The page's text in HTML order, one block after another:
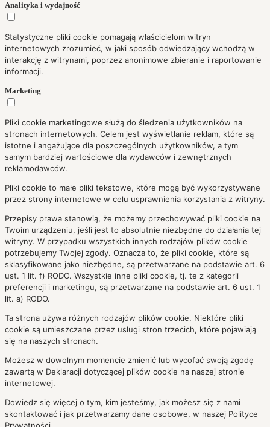
Analityka i wydajność
Statystyczne pliki cookie pomagają właścicielom witryn
internetowych zrozumieć, w jaki sposób odwiedzający wchodzą w
interakcję z witrynami, poprzez anonimowe zbieranie i raportowanie
informacji.
Marketing
Pliki cookie marketingowe służą do śledzenia użytkowników na
stronach internetowych. Celem jest wyświetlanie reklam, które są
istotne i angażujące dla poszczególnych użytkowników, a tym
samym bardziej wartościowe dla wydawców i zewnętrznych
reklamodawców.
Pliki cookie to małe pliki tekstowe, które mogą być wykorzystywane
przez strony internetowe w celu usprawnienia korzystania z witryny.
Przepisy prawa stanowią, że możemy przechowywać pliki cookie na
Twoim urządzeniu, jeśli jest to absolutnie niezbędne do działania tej
witryny. W przypadku wszystkich innych rodzajów plików cookie
potrzebujemy Twojej zgody. Oznacza to, że pliki cookie, które są
sklasyfikowane jako niezbędne, są przetwarzane na podstawie art. 6
ust. 1 lit. f) RODO. Wszystkie inne pliki cookie, tj. te z kategorii
preferencji i marketingu, są przetwarzane na podstawie art. 6 ust. 1
lit. a) RODO.
Ta strona używa różnych rodzajów plików cookie. Niektóre pliki
cookie są umieszczane przez usługi stron trzecich, które pojawiają
się na naszych stronach.
Możesz w dowolnym momencie zmienić lub wycofać swoją zgodę
zawartą w Deklaracji dotyczącej plików cookie na naszej stronie
internetowej.
Dowiedz się więcej o tym, kim jesteśmy, jak możesz się z nami
skontaktować i jak przetwarzamy dane osobowe, w naszej Polityce